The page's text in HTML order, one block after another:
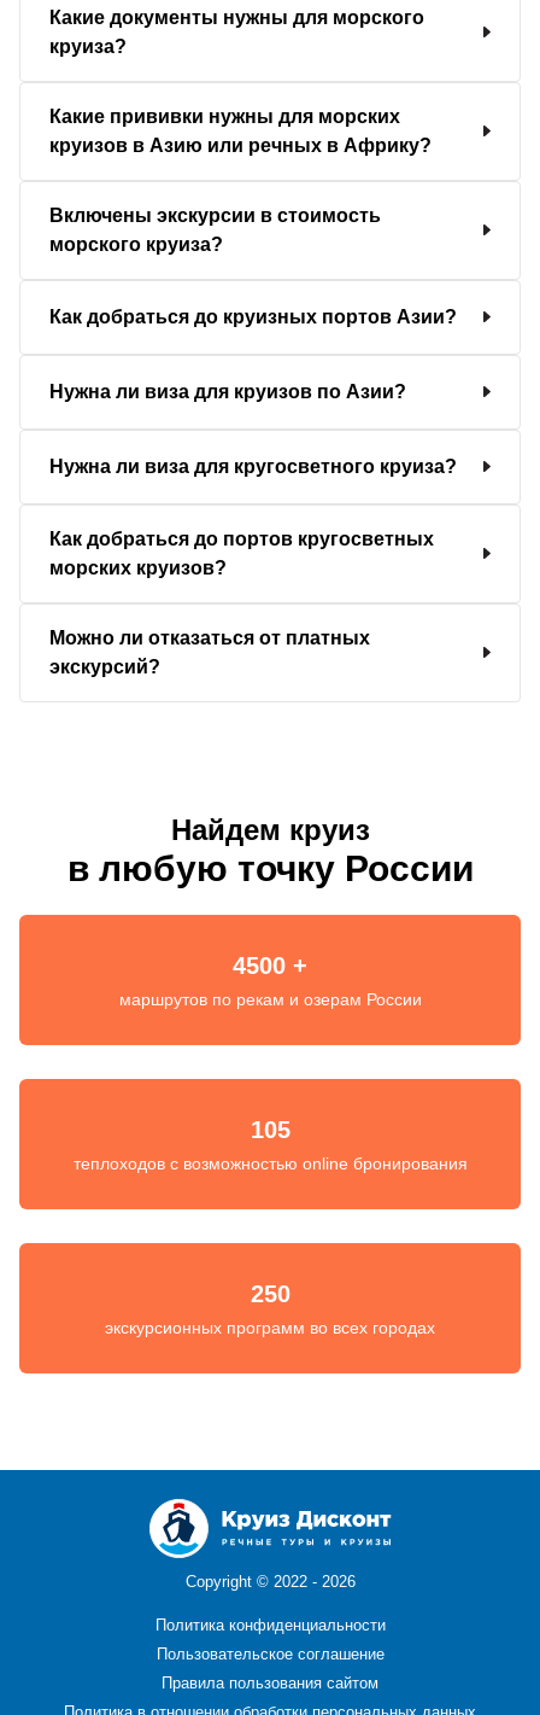
Какие документы нужны для морского
круиза?
Какие прививки нужны для морских
круизов в Азию или речных в Африку?
Включены экскурсии в стоимость
морского круиза?
Как добраться до круизных портов Азии?
Нужна ли виза для круизов по Азии?
Нужна ли виза для кругосветного круиза?
Как добраться до портов кругосветных
морских круизов?
Можно ли отказаться от платных
экскурсий?
Найдем круиз
в любую точку России
4500 +
маршрутов по рекам и озерам России
105
теплоходов с возможностью online бронирования
250
экскурсионных программ во всех городах
Copyright © 2022 - 2026
Политика конфиденциальности
Пользовательское соглашение
Правила пользования сайтом